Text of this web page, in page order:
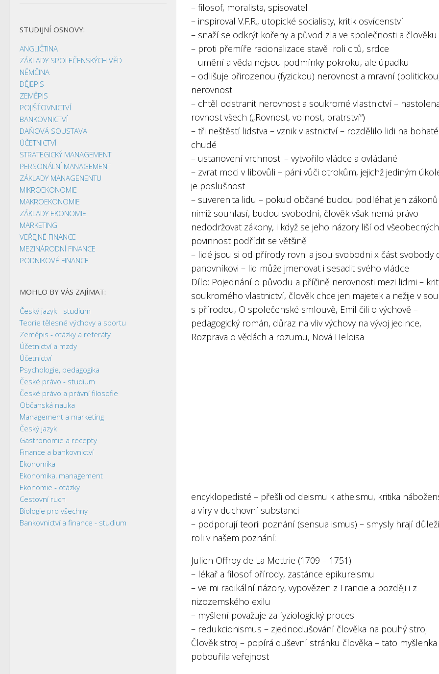
– filosof, moralista, spisovatel
– inspiroval V.F.R., utopické socialisty, kritik osvícenství
– snaží se odkrýt kořeny a původ zla ve společnosti a člověku
– proti přemíře racionalizace stavěl roli citů, srdce
– umění a věda nejsou podmínky pokroku, ale úpadku
– odlišuje přirozenou (fyzickou) nerovnost a mravní
nerovnost
– chtěl odstranit nerovnost a soukromé vlastnictví –
rovnost všech („Rovnost, volnost, bratrství“)
– tři neštěstí lidstva – vznik vlastnictví – rozdělilo lidi na
chudé
– ustanovení vrchnosti – vytvořilo vládce a ovládané
– zvrat moci v libovůli – páni vůči otrokům, jejichž jediným
je poslušnost
– suverenita lidu – pokud občané budou podléhat jen
nimiž souhlasí, budou svobodní, člověk však nemá právo
nedodržovat zákony, i když se jeho názory liší od
povinnost podřídit se většině
– lidé jsou si od přírody rovni a jsou svobodni x část svobody
panovníkovi – lid může jmenovat i sesadit svého vládce
Dílo: Pojednání o původu a příčině nerovnosti mezi lidmi –
soukromého vlastnictví, člověk chce jen majetek a nežije v
s přírodou, O společenské smlouvě, Emil čili o výchově –
pedagogický román, důraz na vliv výchovy na vývoj jedince,
Rozprava o vědách a rozumu, Nová Heloisa
encyklopedisté – přešli od deismu k atheismu, kritika
a víry v duchovní substanci
– podporují teorii poznání (sensualismus) – smysly hrají
roli v našem poznání:
Julien Offroy de La Mettrie (1709 – 1751)
– lékař a filosof přírody, zastánce epikureismu
– velmi radikální názory, vypovězen z Francie a později i z
nizozemského exilu
– myšlení považuje za fyziologický proces
– redukcionismus – zjednodušování člověka na pouhý stroj
Člověk stroj – popírá duševní stránku člověka – tato myšlenka
pobouřila veřejnost
STUDIJNÍ OSNOVY:
ANGLIČTINA
ZÁKLADY SPOLEČENSKÝCH VĚD
NĚMČINA
DĚJEPIS
ZEMĚPIS
POJIŠŤOVNICTVÍ
BANKOVNICTVÍ
DAŇOVÁ SOUSTAVA
ÚČETNICTVÍ
STRATEGICKÝ MANAGEMENT
PERSONÁLNÍ MANAGEMENT
ZÁKLADY MANAGENENTU
MIKROEKONOMIE
MAKROEKONOMIE
ZÁKLADY EKONOMIE
MARKETING
VEŘEJNÉ FINANCE
MEZINÁRODNÍ FINANCE
PODNIKOVÉ FINANCE
MOHLO BY VÁS ZAJÍMAT:
Český jazyk - studium
Teorie tělesné výchovy a sportu
Zeměpis - otázky a referáty
Účetnictví a mzdy
Účetnictví
Psychologie, pedagogika
České právo - studium
České právo a právní filosofie
Občanská nauka
Management a marketing
Český jazyk
Gastronomie a recepty
Finance a bankovnictví
Ekonomika
Ekonomika, management
Ekonomie - otázky
Cestovní ruch
Biologie pro všechny
Bankovnictví a finance - studium